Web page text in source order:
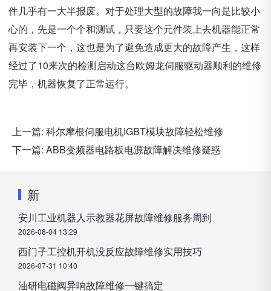
件几乎有一大半报废。对于处理大型的故障我一向是比较小
心的，先是一个个和测试，只要这个元件装上去机器能正常
再安装下一个，这也是为了避免造成更大的故障产生，这样
经过了10来次的检测启动这台欧姆龙伺服驱动器顺利的维修
完毕，机器恢复了正常运行。
上一篇: 科尔摩根伺服电机IGBT模块故障轻松维修
下一篇: ABB变频器电路板电源故障解决维修疑惑
新
安川工业机器人示教器花屏故障维修服务周到
2026-08-04 13:29
西门子工控机开机没反应故障维修实用技巧
2026-07-31 10:40
油研电磁阀异响故障维修一键搞定